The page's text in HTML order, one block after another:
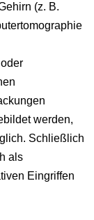
(z. B.
werden,
Schließlich
als
Eingriffen